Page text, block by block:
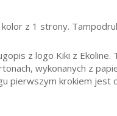
z 1 strony.
z logo Kiki z
wykonanych z
pierwszym krokiem jest